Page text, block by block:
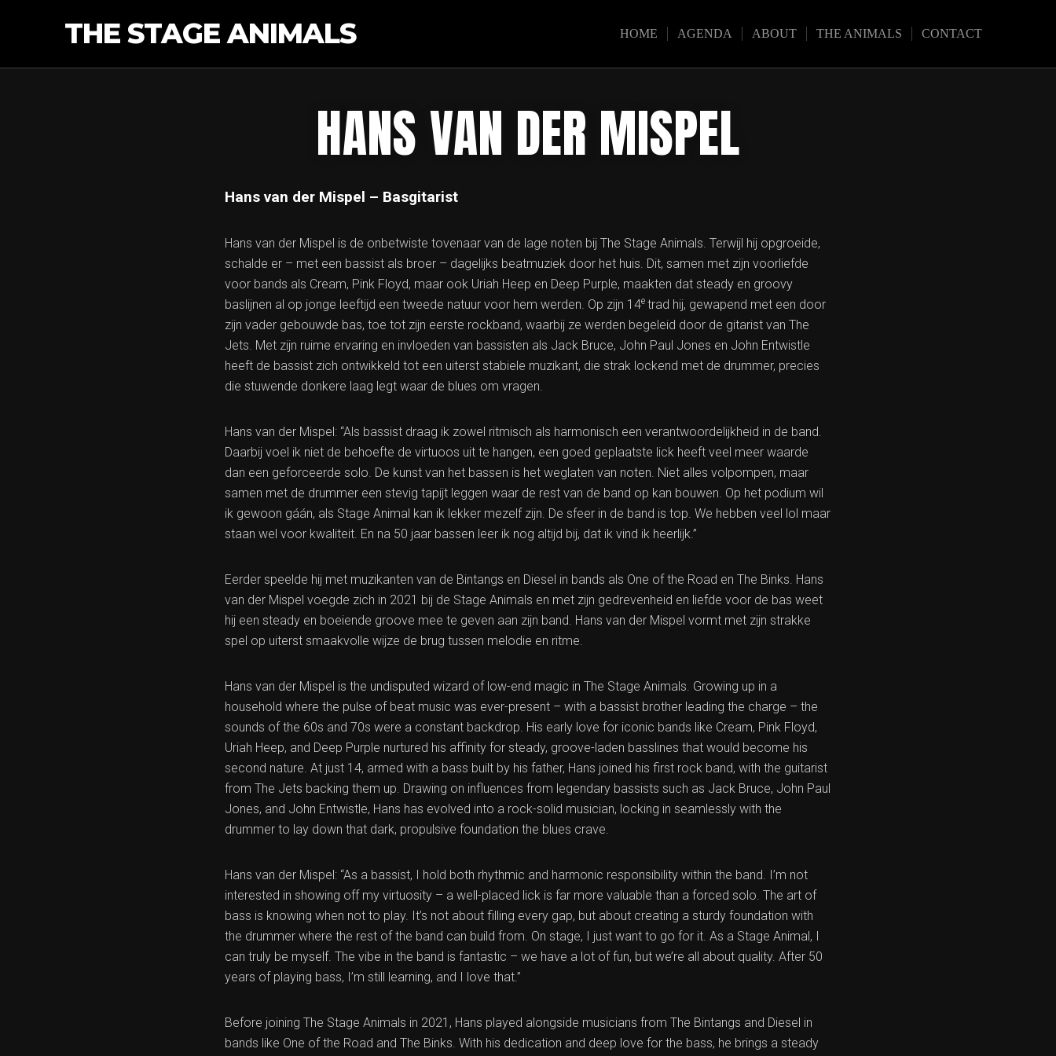
THE STAGE ANIMALS HOME AGENDA ABOUT THE ANIMALS CONTACT
HANS VAN DER MISPEL
Hans van der Mispel – Basgitarist
Hans van der Mispel is de onbetwiste tovenaar van de lage noten bij The Stage Animals. Terwijl hij opgroeide,
schalde er – met een bassist als broer – dagelijks beatmuziek door het huis. Dit, samen met zijn voorliefde
voor bands als Cream, Pink Floyd, maar ook Uriah Heep en Deep Purple, maakten dat steady en groovy
baslijnen al op jonge leeftijd een tweede natuur voor hem werden. Op zijn 14e trad hij, gewapend met een door
zijn vader gebouwde bas, toe tot zijn eerste rockband, waarbij ze werden begeleid door de gitarist van The
Jets. Met zijn ruime ervaring en invloeden van bassisten als Jack Bruce, John Paul Jones en John Entwistle
heeft de bassist zich ontwikkeld tot een uiterst stabiele muzikant, die strak lockend met de drummer, precies
die stuwende donkere laag legt waar de blues om vragen.
Hans van der Mispel: “Als bassist draag ik zowel ritmisch als harmonisch een verantwoordelijkheid in de band.
Daarbij voel ik niet de behoefte de virtuoos uit te hangen, een goed geplaatste lick heeft veel meer waarde
dan een geforceerde solo. De kunst van het bassen is het weglaten van noten. Niet alles volpompen, maar
samen met de drummer een stevig tapijt leggen waar de rest van de band op kan bouwen. Op het podium wil
ik gewoon gáán, als Stage Animal kan ik lekker mezelf zijn. De sfeer in de band is top. We hebben veel lol maar
staan wel voor kwaliteit. En na 50 jaar bassen leer ik nog altijd bij, dat ik vind ik heerlijk.”
Eerder speelde hij met muzikanten van de Bintangs en Diesel in bands als One of the Road en The Binks. Hans
van der Mispel voegde zich in 2021 bij de Stage Animals en met zijn gedrevenheid en liefde voor de bas weet
hij een steady en boeiende groove mee te geven aan zijn band. Hans van der Mispel vormt met zijn strakke
spel op uiterst smaakvolle wijze de brug tussen melodie en ritme.
Hans van der Mispel is the undisputed wizard of low-end magic in The Stage Animals. Growing up in a
household where the pulse of beat music was ever-present – with a bassist brother leading the charge – the
sounds of the 60s and 70s were a constant backdrop. His early love for iconic bands like Cream, Pink Floyd,
Uriah Heep, and Deep Purple nurtured his affinity for steady, groove-laden basslines that would become his
second nature. At just 14, armed with a bass built by his father, Hans joined his first rock band, with the guitarist
from The Jets backing them up. Drawing on influences from legendary bassists such as Jack Bruce, John Paul
Jones, and John Entwistle, Hans has evolved into a rock-solid musician, locking in seamlessly with the
drummer to lay down that dark, propulsive foundation the blues crave.
Hans van der Mispel: “As a bassist, I hold both rhythmic and harmonic responsibility within the band. I’m not
interested in showing off my virtuosity – a well-placed lick is far more valuable than a forced solo. The art of
bass is knowing when not to play. It’s not about filling every gap, but about creating a sturdy foundation with
the drummer where the rest of the band can build from. On stage, I just want to go for it. As a Stage Animal, I
can truly be myself. The vibe in the band is fantastic – we have a lot of fun, but we’re all about quality. After 50
years of playing bass, I’m still learning, and I love that.”
Before joining The Stage Animals in 2021, Hans played alongside musicians from The Bintangs and Diesel in
bands like One of the Road and The Binks. With his dedication and deep love for the bass, he brings a steady